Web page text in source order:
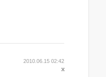
2010.06.15 02:42